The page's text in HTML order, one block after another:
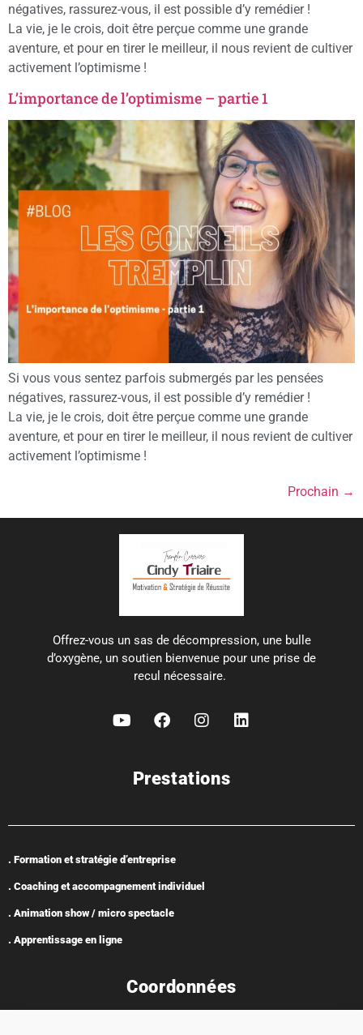
négatives, rassurez-vous, il est possible d’y remédier !
La vie, je le crois, doit être perçue comme une grande
aventure, et pour en tirer le meilleur, il nous revient de cultiver
activement l’optimisme !
L’importance de l’optimisme – partie 1
Si vous vous sentez parfois submergés par les pensées
négatives, rassurez-vous, il est possible d’y remédier !
La vie, je le crois, doit être perçue comme une grande
aventure, et pour en tirer le meilleur, il nous revient de cultiver
activement l’optimisme !
Prochain →
Offrez-vous un sas de décompression, une bulle
d’oxygène, un soutien bienvenue pour une prise de
recul nécessaire.
Prestations
. Formation et stratégie d’entreprise
. Coaching et accompagnement individuel
. Animation show / micro spectacle
. Apprentissage en ligne
Coordonnées